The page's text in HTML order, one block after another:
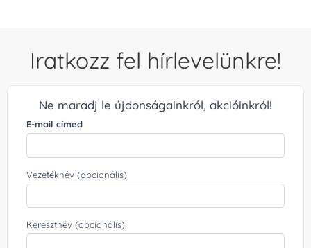
Iratkozz fel hírlevelünkre!
Ne maradj le újdonságainkról, akcióinkról!
E-mail címed
Vezetéknév (opcionális)
Keresztnév (opcionális)